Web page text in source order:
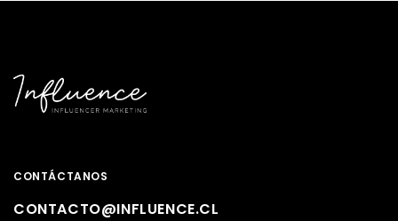
CONTÁCTANOS
CONTACTO@INFLUENCE.CL